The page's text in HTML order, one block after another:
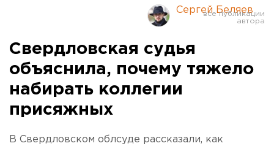
Сергей Беляев
Свердловская судья
объяснила, почему тяжело
набирать коллегии
присяжных
В Свердловском облсуде рассказали, как